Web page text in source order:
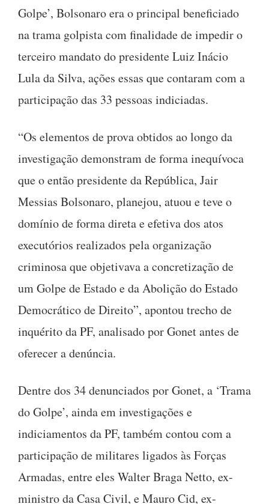
Golpe’, Bolsonaro era o principal beneficiado
na trama golpista com finalidade de impedir o
terceiro mandato do presidente Luiz Inácio
Lula da Silva, ações essas que contaram com a
participação das 33 pessoas indiciadas.
“Os elementos de prova obtidos ao longo da
investigação demonstram de forma inequívoca
que o então presidente da República, Jair
Messias Bolsonaro, planejou, atuou e teve o
domínio de forma direta e efetiva dos atos
executórios realizados pela organização
criminosa que objetivava a concretização de
um Golpe de Estado e da Abolição do Estado
Democrático de Direito”, apontou trecho de
inquérito da PF, analisado por Gonet antes de
oferecer a denúncia.
Dentre dos 34 denunciados por Gonet, a ‘Trama
do Golpe’, ainda em investigações e
indiciamentos da PF, também contou com a
participação de militares ligados às Forças
Armadas, entre eles Walter Braga Netto, ex-
ministro da Casa Civil, e Mauro Cid, ex-